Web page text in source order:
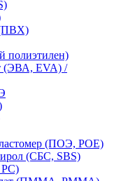
полиэтилен)
(ЭВА, EVA) /
(ПОЭ, POE)
(СБС, SBS)